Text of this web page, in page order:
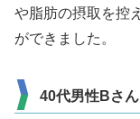
や脂肪の摂取を控
ができました。
40代男性Bさん